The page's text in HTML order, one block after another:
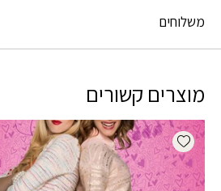
משלוחים
מוצרים קשורים
Add wishlist